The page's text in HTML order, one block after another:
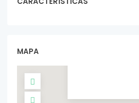
MAPA